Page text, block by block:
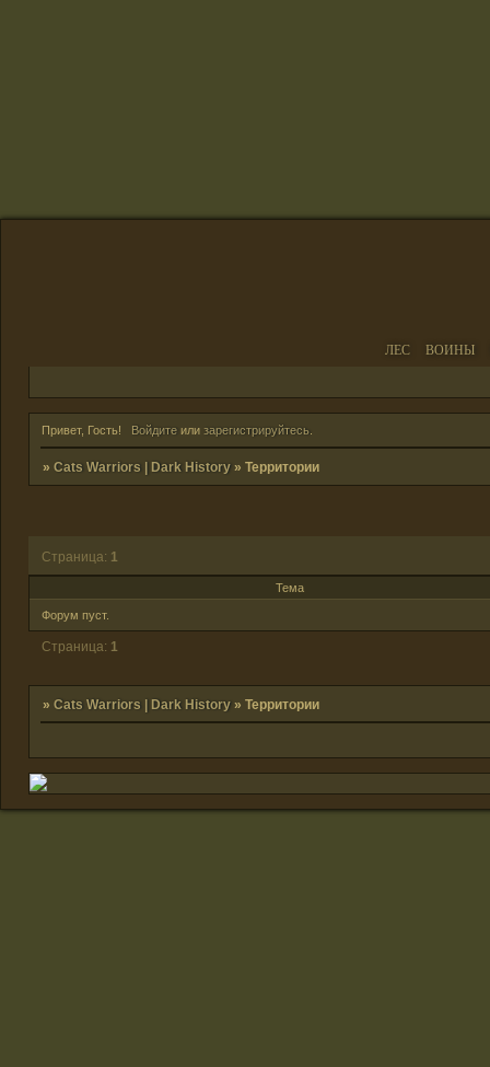
ЛЕС ВОИНЫ
Привет, Гость! Войдитеили зарегистрируйтесь
»Cats Warriors | Dark History »Территории
Страница: 1
Тема
Форум пуст.
Страница: 1
»Cats Warriors | Dark History »Территории